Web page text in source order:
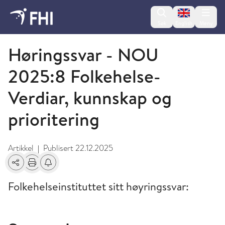
Change
Om Folkehelseinstituttet
Høringssvar - NOU
2025:8 Folkehelse-
Verdiar, kunnskap og
prioritering
Artikkel | Publisert22.12.2025
Del Skriv utFå varsel om endringer
Folkehelseinstituttet sitt høyringssvar: